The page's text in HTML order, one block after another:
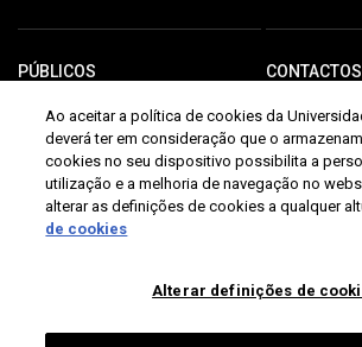
PÚBLICOS
futuros estudantes
estudantes ua
estudantes internacionais
alumni
pessoas ua
comunicação e media
CONTACTOS
Campus
Santiago
3810-193
Portugal
Ao aceitar a política de cookies da
deverá ter em consideração que o
cookies no seu dispositivo possibilita a
utilização e a melhoria de navegação no
alterar as definições de cookies a qualquer
de cookies
Alterar definições de